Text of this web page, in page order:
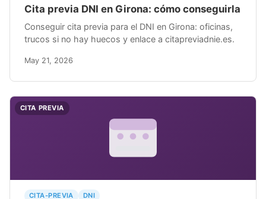
Cita previa DNI en Girona: cómo conseguirla
Conseguir cita previa para el DNI en Girona: oficinas,
trucos si no hay huecos y enlace a citapreviadnie.es.
May 21, 2026
CITA PREVIA
CITA-PREVIA DNI